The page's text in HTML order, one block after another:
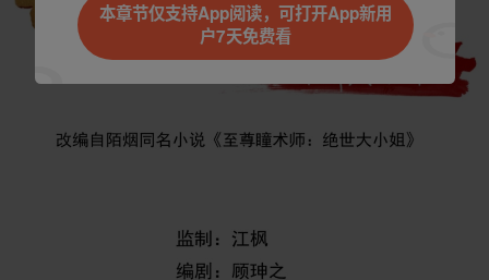
本章节仅支持App阅读，可打开App新用
户7天免费看